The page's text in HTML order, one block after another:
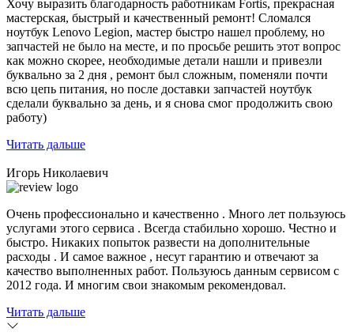
Хочу выразить благодарность работникам Fortis, прекрасная
мастерская, быстрый и качественный ремонт! Сломался
ноутбук Lenovo Legion, мастер быстро нашел проблему, но
запчастей не было на месте, и по просьбе решить этот вопрос
как можно скорее, необходимые детали нашли и привезли
буквально за 2 дня , ремонт был сложным, поменяли почти
всю цепь питания, но после доставки запчастей ноутбук
сделали буквально за день, и я снова смог продолжить свою
работу)
Читать дальше
Игорь Николаевич
Очень профессионально и качественно . Много лет пользуюсь
услугами этого сервиса . Всегда стабильно хорошо. Честно и
быстро. Никаких попыток развести на дополнительные
расходы . И самое важное , несут гарантию и отвечают за
качество выполненных работ. Пользуюсь данным сервисом с
2012 года. И многим свои знакомым рекомендовал.
Читать дальше